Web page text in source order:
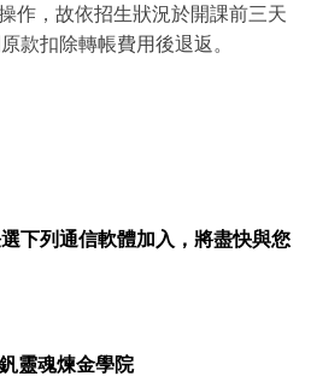
作，故依招生狀況於開課前三天
款扣除轉帳費用後退返。
下列通信軟體加入，將盡快與您
靈魂煉金學院